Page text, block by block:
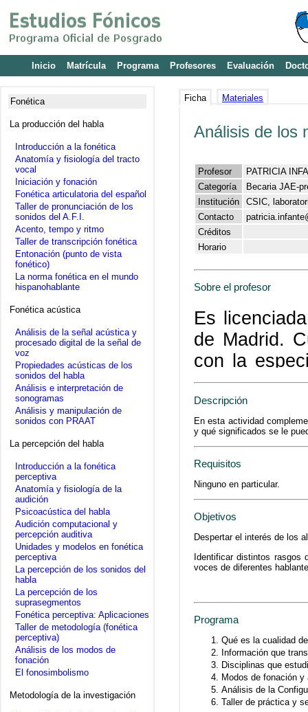
Inicio Matrícula Programa Profesores Evaluación
Fonética
La producción del habla
Introducción a la fonética
Anatomía y fisiología del tracto
vocal
Iniciación y fonación
Fonética articulatoria del español
Taller de pronunciación de los
sonidos del A.F.I.
Acento, tempo y ritmo
Taller de transcripción fonética
Entonación (punto de vista
fonético)
La norma fonética en el mundo
hispanohablante
Fonética acústica
Análisis de la señal acústica y
procesado digital de la señal de
voz
Propiedades acústicas de los
sonidos del habla
Análisis e interpretación de
sonogramas
Análisis y manipulación de
sonidos con PRAAT
La percepción del habla
Introducción a la fonética
perceptiva
Anatomía y fisiología de la
audición
Psicoacústica del habla
Audición computacional y
percepción auditiva
Unidades y modelos en fonética
perceptiva
La percepción de los sonidos del
habla
La percepción de los
suprasegmentos
Fonética perceptiva: Aplicaciones
Taller de metodología (fonética
perceptiva)
Análisis de los modos de
fonación
El fonosimbolismo
Metodología de la investigación
Ficha Materiales
Análisis de los
Profesor
PATRICIA
Categoría
Becaria JAE-
Institución
CSIC,
Contacto
Créditos
Horario
Sobre el profesor
Es
de Madrid.
con la
fónico. En la
fonética del
Juana Gil y
Su tesis
significados
momento,
Clinical
Queen
Descripción
En esta actividad
y qué significados se le
Requisitos
Ninguno en particular.
Objetivos
Despertar el interés de los
Identificar distintos
voces de diferentes
Programa
Qué es la cualidad
Información que
Disciplinas que
Modos de fonación
Análisis de la
Taller de práctica y